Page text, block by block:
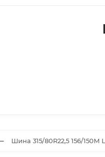
Шина 315/80R22,5 156/150M